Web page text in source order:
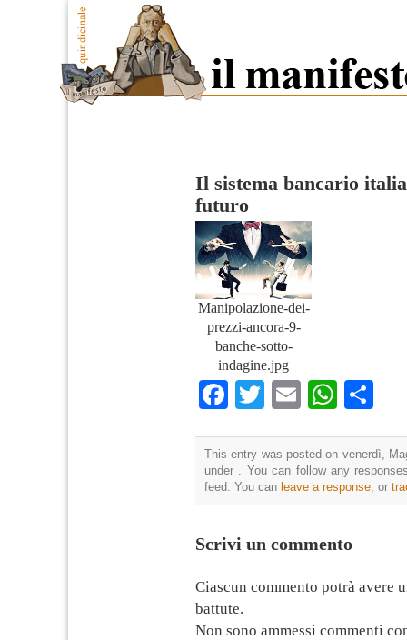
Il sistema bancario
futuro
Manipolazione-dei-
prezzi-ancora-9-
banche-sotto-
indagine.jpg
Facebook
Twitter
Email
This entry was posted on venerdì,
under . You can follow any
feed. You can leave a response , or
Scrivi un commento
Ciascun commento potrà avere
battute.
Non sono ammessi commenti